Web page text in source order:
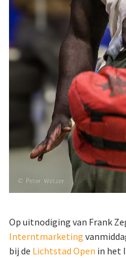
Op uitnodiging van Frank
Interntmarketing
bij de Lichtstad Open in het